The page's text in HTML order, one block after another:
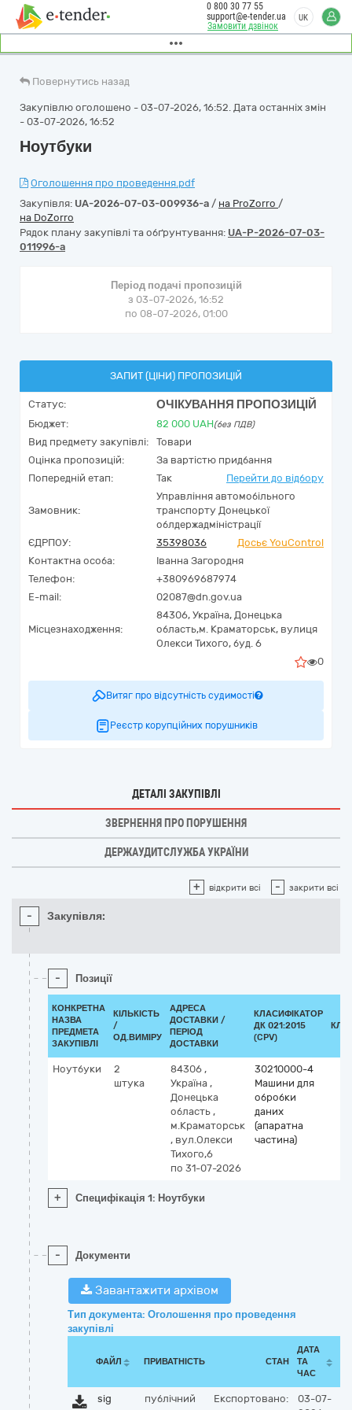
Замовити дзвінок
0 800 30 77 55
support@e-tender.ua
UK
Повернутись назад
Закупівлю оголошено - 03-07-2026, 16:52. Дата останніх змін
- 03-07-2026, 16:52
Ноутбуки
Оголошення про проведення.pdf
Закупівля: UA-2026-07-03-009936-a / на ProZorro /
на DoZorro
Рядок плану закупівлі та обґрунтування: UA-P-2026-07-03-
011996-a
Період подачі пропозицій
з 03-07-2026, 16:52
по 08-07-2026, 01:00
ЗАПИТ (ЦІНИ) ПРОПОЗИЦІЙ
Статус: ОЧІКУВАННЯ ПРОПОЗИЦІЙ
Бюджет: 82 000 UAH(без ПДВ)
Вид предмету закупівлі:
Товари
Оцінка пропозицій:
За вартістю придбання
Попередній етап:
Так Перейти до відбору
Замовник:
Управління автомобільного
транспорту Донецької
облдержадміністрації
ЄДРПОУ:
35398036
Досьє YouControl
Контактна особа:
Іванна Загородня
Телефон:
+380969687974
E-mail:
02087@dn.gov.ua
Місцезнаходження:
84306, Україна, Донецька
область,м. Краматорськ, вулиця
Олекси Тихого, буд. 6
0
Витяг про відсутність судимості
Реєстр корупційних порушників
ДЕТАЛІ ЗАКУПІВЛІ
ЗВЕРНЕННЯ ПРО ПОРУШЕННЯ
ДЕРЖАУДИТСЛУЖБА УКРАЇНИ
+ відкрити всі - закрити всі
- Закупівля:
- Позиції
КОНКРЕТНА
НАЗВА
ПРЕДМЕТА
ЗАКУПІВЛІ
КІЛЬКІСТЬ
/
ОД.ВИМІРУ
АДРЕСА
ДОСТАВКИ /
ПЕРІОД
ДОСТАВКИ
КЛАСИФІКАТОР
ДК 021:2015
(CPV)
Ноутбуки
2
штука
84306 ,
Україна ,
Донецька
область ,
м.Краматорськ
, вул.Олекси
Тихого,6
по 31-07-2026
30210000-4
Машини для
обробки
даних
(апаратна
частина)
+ Специфікація 1: Ноутбуки
- Документи
Завантажити архівом
Тип документа: Оголошення про проведення
закупівлі
ФАЙЛ ПРИВАТНІСТЬ СТАН
ДАТА
ТА
ЧАС
sig
публічний Експортовано:
03-07-